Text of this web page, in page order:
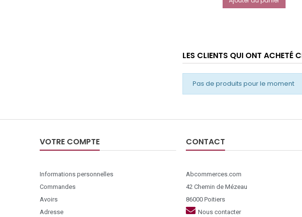
LES CLIENTS QUI ONT ACHETÉ
Pas de produits pour le moment
VOTRE COMPTE
Informations personnelles
Commandes
Avoirs
Adresse
CONTACT
Abcommerces.com
42 Chemin de Mézeau
86000 Poitiers
Nous contacter